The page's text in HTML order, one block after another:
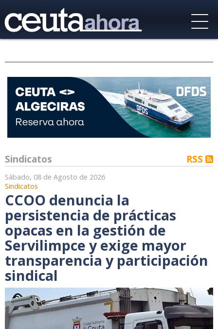
Sindicatos RSS
Sábado, 08 de Agosto de 2026
Sindicatos
CCOO denuncia la
persistencia de prácticas
opacas en la gestión de
Servilimpce y exige mayor
transparencia y participación
sindical